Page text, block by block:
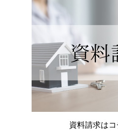
資料請求はコ